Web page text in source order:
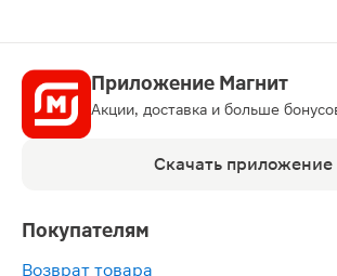
Приложение Магнит
Акции, доставка и больше
Скачать приложение
Покупателям
Возврат товара